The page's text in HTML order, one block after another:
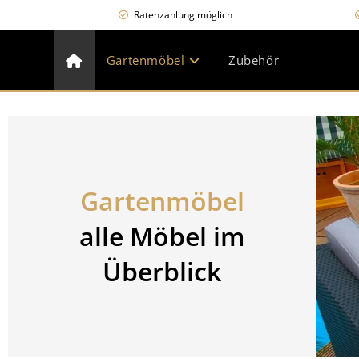
Ratenzahlung möglich
Gartenmöbel Zubehör
Gartenmöbel
alle Möbel im
Überblick
Die Email-
🌸 15%